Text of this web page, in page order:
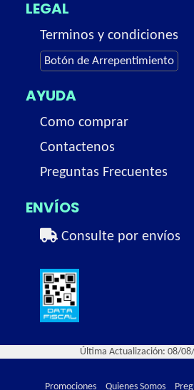
LEGAL
Terminos y condiciones
Botón de Arrepentimiento
AYUDA
Como comprar
Contactenos
Preguntas Frecuentes
ENVÍOS
Consulte por envíos
Última Actualización: 08/
Promociones Quienes Somos